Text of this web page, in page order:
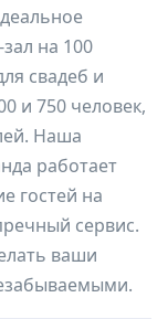
на 100
свадеб и
и 750 человек,
Наша
работает
гостей на
сервис.
ваши